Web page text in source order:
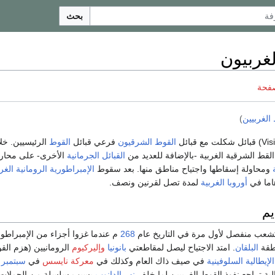
بحث
)
القوط الشرقيون فرعي قبائل القوط الرئيسيين.
الشرقية الغربية -بالإضافة للعديد من القبائل الجرمانية الأخرى- على
ومحاولة إسقاطها واجتياح مناطق منها. بعد سقوط الإمبراطورية الرومانية
في أوروبا الغربية لمدة تصل لقرنين ونصف.
منفصل لأول مرة في التاريخ عام 268 م عندما غزوا أجزاء من
البلقان. امتد الاجتياح ليصل لمقاطعتي بانونيا وإليركيوم الرومانيين (هزم
الإيطالية السلوفينية في صيف ذاك العام وكذلك في معركة نايسس في سبتمبر